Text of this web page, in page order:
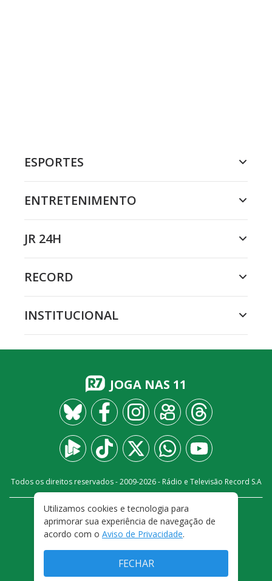
ESPORTES
ENTRETENIMENTO
JR 24H
RECORD
INSTITUCIONAL
JOGA NAS 11
Todos os direitos reservados - 2009-2026- Rádio e Televisão Record S.A
FALE CONOSCO
PRIVACIDADE
TERMOS E CONDIÇÕES DE USO
Utilizamos cookies e tecnologia para
aprimorar sua experiência de navegação de
acordo com o Aviso de Privacidade.
FECHAR